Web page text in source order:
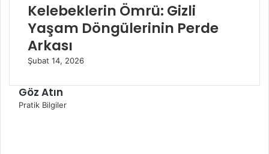
Kelebeklerin Ömrü: Gizli
Yaşam Döngülerinin Perde
Arkası
Şubat 14, 2026
Göz Atın
K
Pratik Bilgiler